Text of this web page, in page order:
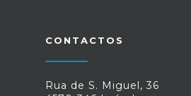
CONTACTOS
Rua de S. Miguel, 36